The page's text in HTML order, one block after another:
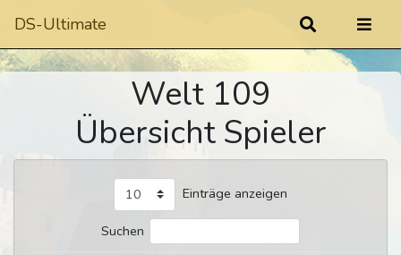
DS-Ultimate
Welt 109
Übersicht Spieler
Einträge anzeigen
Suchen